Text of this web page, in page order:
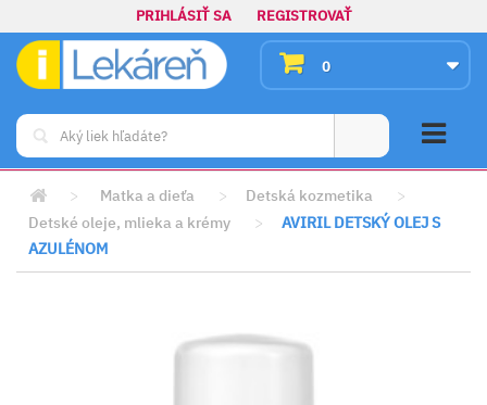
PRIHLÁSIŤ SA REGISTROVAŤ
0
> Matka a dieťa > Detská kozmetika
>
Detské oleje, mlieka a krémy
>
AVIRIL DETSKÝ OLEJ S
AZULÉNOM